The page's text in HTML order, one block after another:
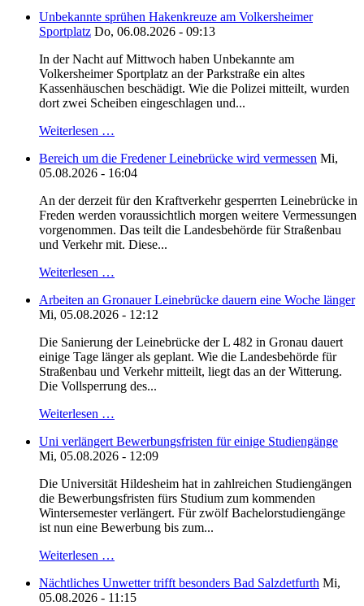
Unbekannte sprühen Hakenkreuze am Volkersheimer
Sportplatz Do, 06.08.2026 - 09:13
In der Nacht auf Mittwoch haben Unbekannte am
Volkersheimer Sportplatz an der Parkstraße ein altes
Kassenhäuschen beschädigt. Wie die Polizei mitteilt, wurden
dort zwei Scheiben eingeschlagen und...
Weiterlesen …
Bereich um die Fredener Leinebrücke wird vermessen Mi,
05.08.2026 - 16:04
An der derzeit für den Kraftverkehr gesperrten Leinebrücke in
Freden werden voraussichtlich morgen weitere Vermessungen
vorgenommen. Das teilt die Landesbehörde für Straßenbau
und Verkehr mit. Diese...
Weiterlesen …
Arbeiten an Gronauer Leinebrücke dauern eine Woche länger
Mi, 05.08.2026 - 12:12
Die Sanierung der Leinebrücke der L 482 in Gronau dauert
einige Tage länger als geplant. Wie die Landesbehörde für
Straßenbau und Verkehr mitteilt, liegt das an der Witterung.
Die Vollsperrung des...
Weiterlesen …
Uni verlängert Bewerbungsfristen für einige Studiengänge
Mi, 05.08.2026 - 12:09
Die Universität Hildesheim hat in zahlreichen Studiengängen
die Bewerbungsfristen fürs Studium zum kommenden
Wintersemester verlängert. Für zwölf Bachelorstudiengänge
ist nun eine Bewerbung bis zum...
Weiterlesen …
Nächtliches Unwetter trifft besonders Bad Salzdetfurth Mi,
05.08.2026 - 11:15